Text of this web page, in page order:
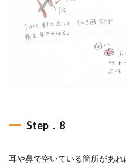
Step．8
耳や鼻で空いている箇所があ